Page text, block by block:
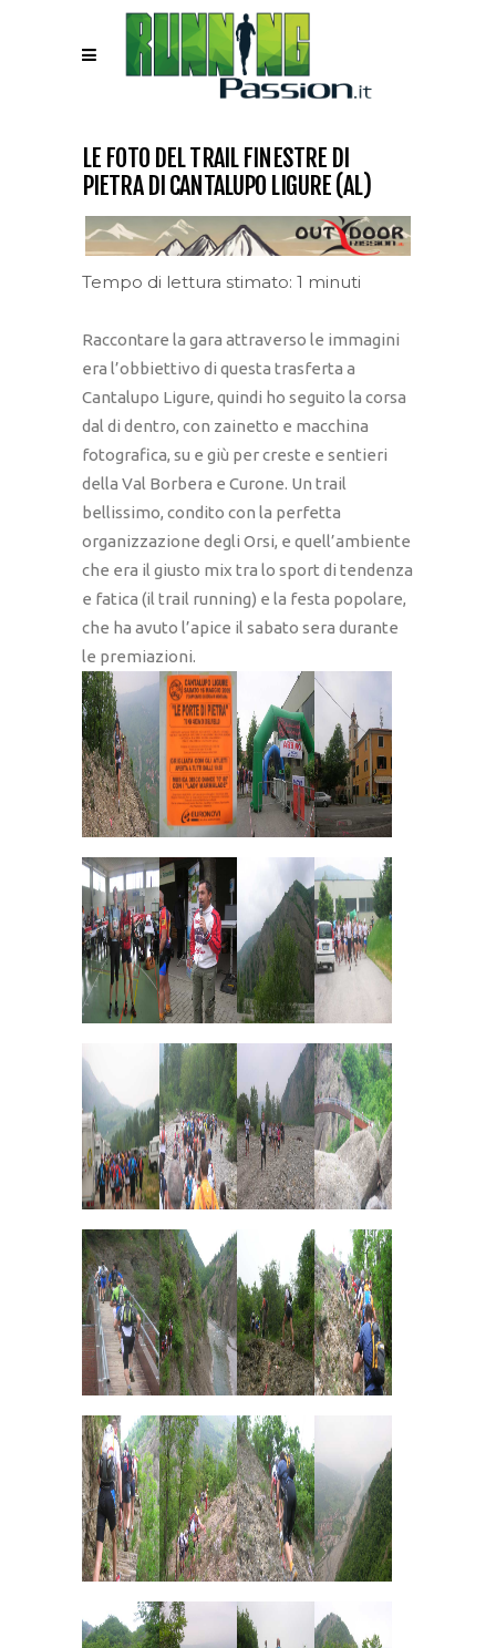
LE FOTO DEL TRAIL FINESTRE DI
PIETRA DI CANTALUPO LIGURE (AL)
Tempo di lettura stimato: 1 minuti
Raccontare la gara attraverso le immagini
era l’obbiettivo di questa trasferta a
Cantalupo Ligure, quindi ho seguito la corsa
dal di dentro, con zainetto e macchina
fotografica, su e giù per creste e sentieri
della Val Borbera e Curone. Un trail
bellissimo, condito con la perfetta
organizzazione degli Orsi, e quell’ambiente
che era il giusto mix tra lo sport di tendenza
e fatica (il trail running) e la festa popolare,
che ha avuto l’apice il sabato sera durante
le premiazioni.